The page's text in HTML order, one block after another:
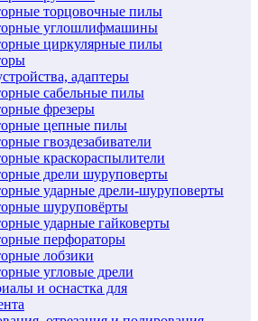
торцовочные пилы
углошлифмашины
циркулярные пилы
адаптеры
сабельные пилы
фрезеры
цепные пилы
гвоздезабиватели
краскораспылители
дрели шуруповерты
ударные дрели-шуруповерты
шуруповёрты
ударные гайковерты
перфораторы
лобзики
угловые дрели
и оснастка для